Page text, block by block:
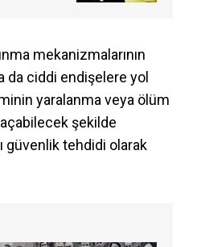
mekanizmalarının
ciddi endişelere yol
yaralanma veya ölüm
şekilde
güvenlik tehdidi olarak